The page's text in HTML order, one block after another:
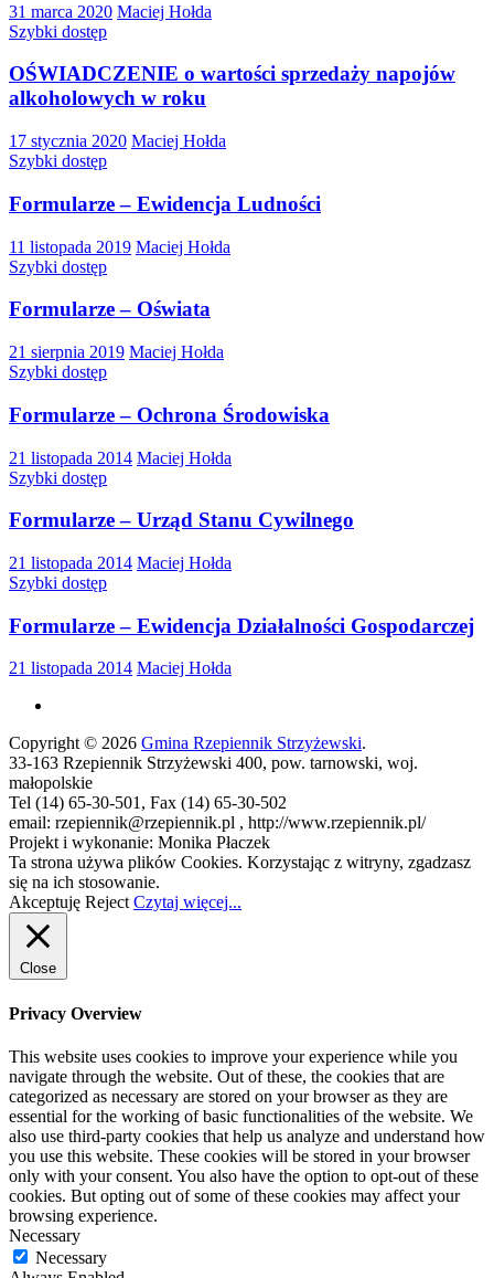
31 marca 2020 Maciej Hołda
Szybki dostęp
OŚWIADCZENIE o wartości sprzedaży napojów
alkoholowych w roku
17 stycznia 2020 Maciej Hołda
Szybki dostęp
Formularze – Ewidencja Ludności
11 listopada 2019 Maciej Hołda
Szybki dostęp
Formularze – Oświata
21 sierpnia 2019 Maciej Hołda
Szybki dostęp
Formularze – Ochrona Środowiska
21 listopada 2014 Maciej Hołda
Szybki dostęp
Formularze – Urząd Stanu Cywilnego
21 listopada 2014 Maciej Hołda
Szybki dostęp
Formularze – Ewidencja Działalności Gospodarczej
21 listopada 2014 Maciej Hołda
Copyright © 2026 Gmina Rzepiennik Strzyżewski.
33-163 Rzepiennik Strzyżewski 400, pow. tarnowski, woj.
małopolskie
Tel (14) 65-30-501, Fax (14) 65-30-502
email: rzepiennik@rzepiennik.pl , http://www.rzepiennik.pl/
Projekt i wykonanie: Monika Płaczek
Ta strona używa plików Cookies. Korzystając z witryny, zgadzasz
się na ich stosowanie.
Akceptuję Reject Czytaj więcej...
Close
Privacy Overview
This website uses cookies to improve your experience while you
navigate through the website. Out of these, the cookies that are
categorized as necessary are stored on your browser as they are
essential for the working of basic functionalities of the website. We
also use third-party cookies that help us analyze and understand how
you use this website. These cookies will be stored in your browser
only with your consent. You also have the option to opt-out of these
cookies. But opting out of some of these cookies may affect your
browsing experience.
Necessary
Necessary